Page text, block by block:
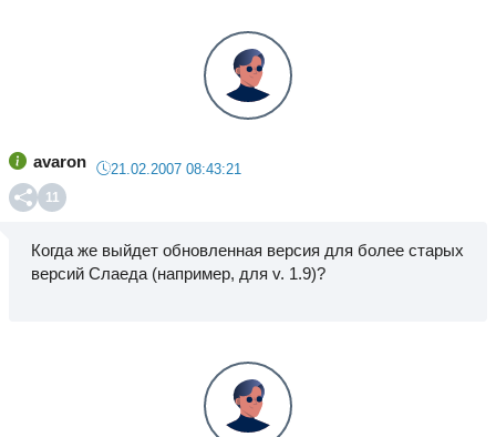
avaron 21.02.2007 08:43:21
11
Когда же выйдет обновленная версия для более старых
версий Слаеда (например, для v. 1.9)?